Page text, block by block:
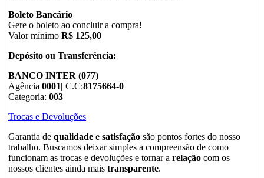
Boleto Bancário
Gere o boleto ao concluir a compra!
Valor mínimo R$ 125,00
Depósito ou Transferência:
BANCO INTER (077)
Agência 0001| C.C:8175664-0
Categoria: 003
Trocas e Devoluções
Garantia de qualidade e satisfação são pontos fortes do nosso
trabalho. Buscamos deixar simples a compreensão de como
funcionam as trocas e devoluções e tornar a relação com os
nossos clientes ainda mais transparente.